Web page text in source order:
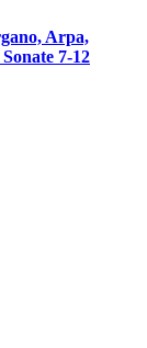
Arpa,
7-12